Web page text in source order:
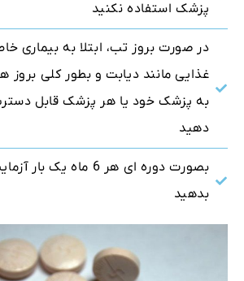
پزشک استفاده نکنید
در صورت بروز تب، ابتلا به بیماری
غذایی مانند دیابت و بطور کلی بروز
به ‌پزشک خود‌ یا هر پزشک قابل
دهید
بصورت دوره ای هر 6 ماه
بدهید